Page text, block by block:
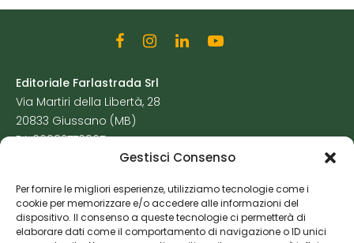
Gestisci Consenso
Per fornire le migliori esperienze, utilizziamo tecnologie come i
cookie per memorizzare e/o accedere alle informazioni del
dispositivo. Il consenso a queste tecnologie ci permetterà di
elaborare dati come il comportamento di navigazione o ID unici
Editoriale Farlastrada Srl
Via Martiri della Libertà, 28
20833 Giussano (MB)
P.I. 06982770965
Cookie Policy
Risorse Aggiuntive